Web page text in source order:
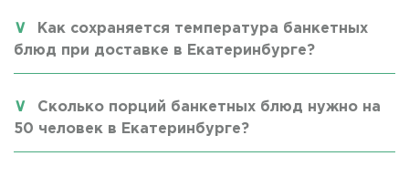
Как сохраняется температура банкетных
блюд при доставке в Екатеринбурге?
Сколько порций банкетных блюд нужно на
50 человек в Екатеринбурге?